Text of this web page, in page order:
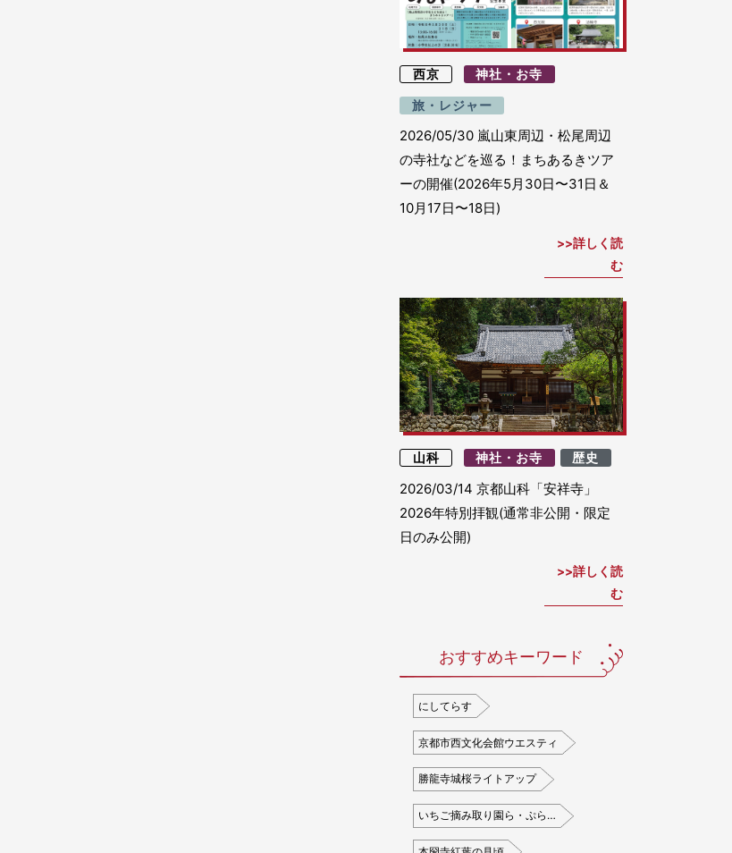
西京 神社・お寺
旅・レジャー
2026/05/30 嵐山東周辺・松尾周辺
の寺社などを巡る！まちあるきツア
ーの開催(2026年5月30日〜31日＆
10月17日〜18日)
詳しく読
む
山科 神社・お寺 歴史
2026/03/14 京都山科「安祥寺」
2026年特別拝観(通常非公開・限定
日のみ公開)
詳しく読
む
おすすめキーワード
にしてらす
京都市西文化会館ウエスティ
勝龍寺城桜ライトアップ
いちご摘み取り園ら・ぷら…